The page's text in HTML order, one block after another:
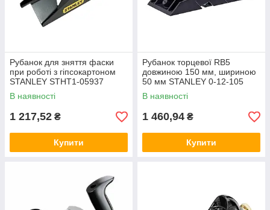
Рубанок для зняття фаски
при роботі з гіпсокартоном
STANLEY STHT1-05937
В наявності
1 217,52 ₴
Купити
Рубанок торцевої RB5
довжиною 150 мм, шириною
50 мм STANLEY 0-12-105
В наявності
1 460,94 ₴
Купити